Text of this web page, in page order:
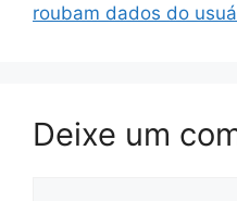
roubam dados do
Deixe um